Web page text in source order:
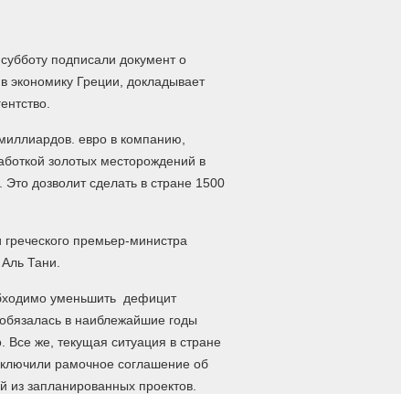
подписали документ о
экономику Греции, докладывает
евро в компанию,
золотых месторождений в
дозволит сделать в стране 1500
премьер-министра
Тани.
уменьшить дефицит
в наиблежайшие годы
Все же, текущая ситуация в стране
рамочное соглашение об
запланированных проектов.